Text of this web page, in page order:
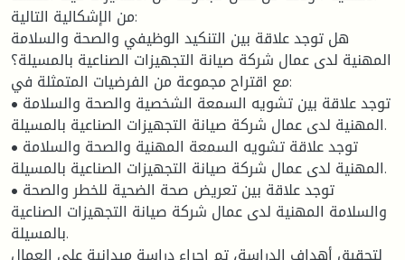
من الإشكالية التالية:
هل توجد علاقة بين التنكيد الوظيفي والصحة والسلامة
المهنية لدى عمال شركة صيانة التجهيزات الصناعية بالمسيلة؟
مع اقتراح مجموعة من الفرضيات المتمثلة في:
• توجد علاقة بين تشويه السمعة الشخصية والصحة والسلامة
المهنية لدى عمال شركة صيانة التجهيزات الصناعية بالمسيلة.
• توجد علاقة تشويه السمعة المهنية والصحة والسلامة
المهنية لدى عمال شركة صيانة التجهيزات الصناعية بالمسيلة.
• توجد علاقة بين تعريض صحة الضحية للخطر والصحة
والسلامة المهنية لدى عمال شركة صيانة التجهيزات الصناعية
بالمسيلة.